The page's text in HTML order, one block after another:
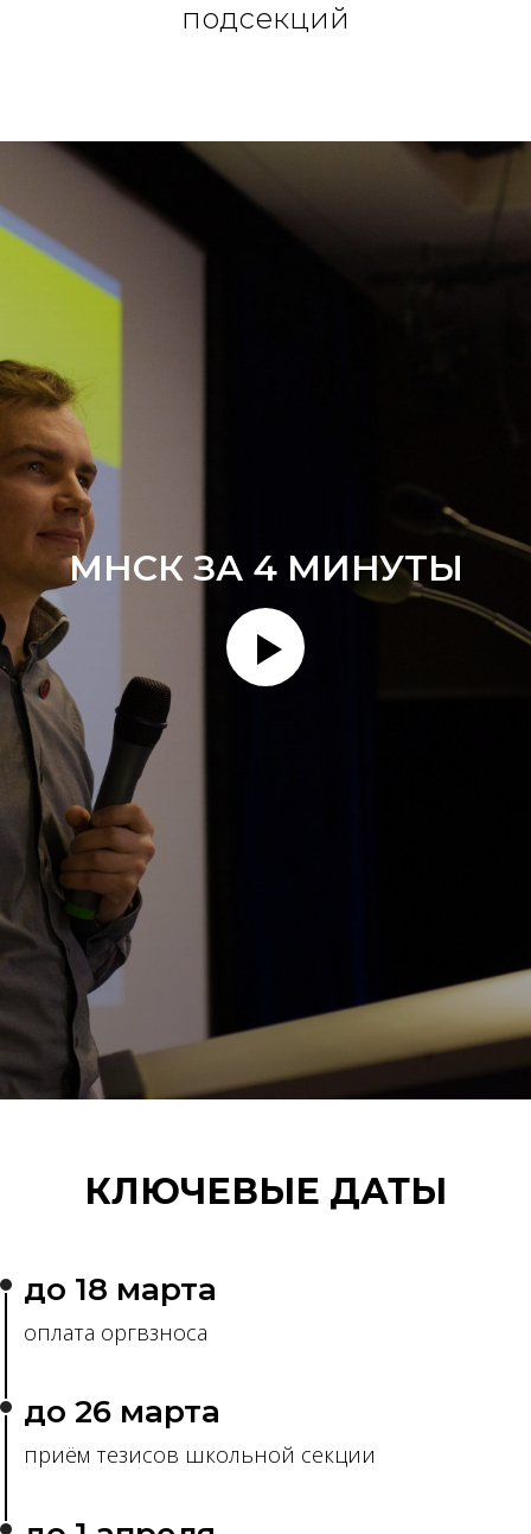
подсекций
МНСК ЗА 4 МИНУТЫ
КЛЮЧЕВЫЕ ДАТЫ
до 18 марта
оплата оргвзноса
до 26 марта
приём тезисов школьной секции